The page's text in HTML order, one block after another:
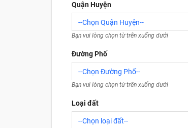
Quận Huyện
--Chọn Quận Huyện--
Đường Phố
--Chọn Đường Phố--
Loại đất
--Chọn loại đất--